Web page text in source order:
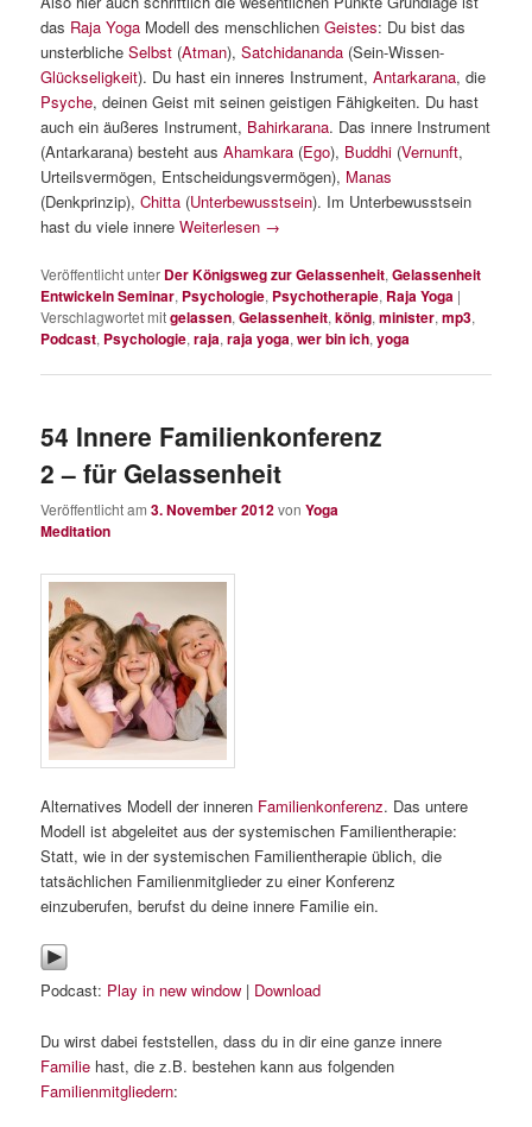
das Raja Yoga Modell des menschlichenGeistes: Du bist das
unsterblicheSelbst (Atman),Satchidananda (Sein-Wissen-
Glückseligkeit). Du hast ein inneres Instrument,Antarkarana, die
Psyche, deinen Geist mit seinen geistigen Fähigkeiten. Du hast
auch ein äußeres Instrument, Bahirkarana. Das innere Instrument
(Antarkarana) besteht ausAhamkara (Ego), Buddhi (Vernunft,
Urteilsvermögen, Entscheidungsvermögen), Manas
(Denkprinzip),Chitta (Unterbewusstsein). Im Unterbewusstsein
hast du viele innereWeiterlesen →
Veröffentlicht unter Der Königsweg zur Gelassenheit,Gelassenheit
Entwickeln Seminar, Psychologie, Psychotherapie, Raja Yoga |
Verschlagwortet mitgelassen,Gelassenheit,könig,minister,mp3,
Podcast, Psychologie,raja,raja yoga,wer bin ich,yoga
54 Innere Familienkonferenz
2 – für Gelassenheit
Veröffentlicht am3. November 2012vonYoga
Meditation
Alternatives Modell der inneren Familienkonferenz. Das untere
Modell ist abgeleitet aus der systemischen Familientherapie:
Statt, wie in der systemischen Familientherapie üblich, die
tatsächlichen Familienmitglieder zu einer Konferenz
einzuberufen, berufst du deine innere Familie ein.
Podcast: Play in new window | Download
Du wirst dabei feststellen, dass du in dir eine ganze innere
Familie hast, die z.B. bestehen kann aus folgenden
Familienmitgliedern: